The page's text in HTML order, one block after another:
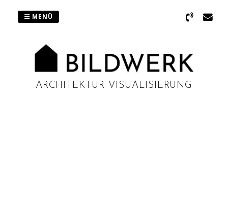
ARCHITEKTUR VISUALISIERUNG
MENÜ